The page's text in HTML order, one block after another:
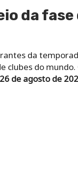
da
da
clubes do mundo.
26 de agosto de